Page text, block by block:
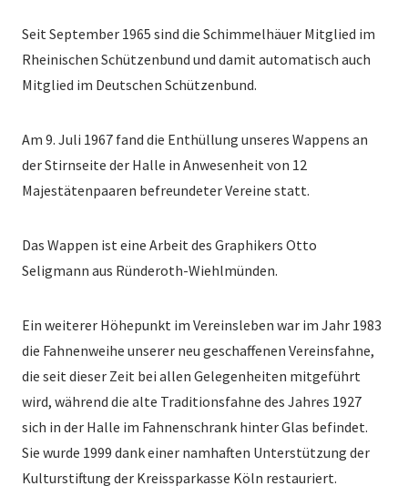
Seit September 1965 sind die Schimmelhäuer Mitglied im
Rheinischen Schützenbund und damit automatisch auch
Mitglied im Deutschen Schützenbund.
Am 9. Juli 1967 fand die Enthüllung unseres Wappens an
der Stirnseite der Halle in Anwesenheit von 12
Majestätenpaaren befreundeter Vereine statt.
Das Wappen ist eine Arbeit des Graphikers Otto
Seligmann aus Ründeroth-Wiehlmünden.
Ein weiterer Höhepunkt im Vereinsleben war im Jahr 1983
die Fahnenweihe unserer neu geschaffenen Vereinsfahne,
die seit dieser Zeit bei allen Gelegenheiten mitgeführt
wird, während die alte Traditionsfahne des Jahres 1927
sich in der Halle im Fahnenschrank hinter Glas befindet.
Sie wurde 1999 dank einer namhaften Unterstützung der
Kulturstiftung der Kreissparkasse Köln restauriert.